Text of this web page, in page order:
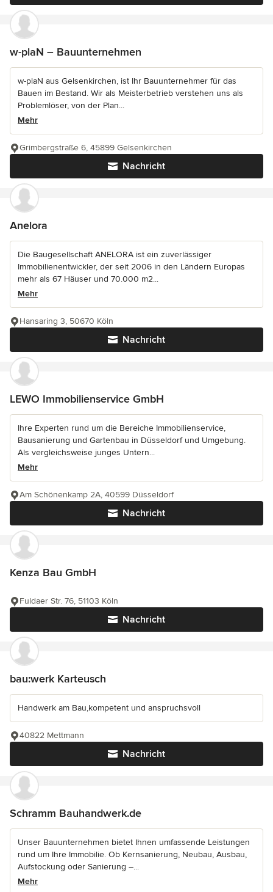
w-plaN – Bauunternehmen
w-plaN aus Gelsenkirchen, ist Ihr Bauunternehmer für das
Bauen im Bestand. Wir als Meisterbetrieb verstehen uns als
Problemlöser, von der Plan...
Mehr
Nachricht
Grimbergstraße 6, 45899 Gelsenkirchen
Anelora
Die Baugesellschaft ANELORA ist ein zuverlässiger
Immobilienentwickler, der seit 2006 in den Ländern Europas
mehr als 67 Häuser und 70.000 m2...
Mehr
Nachricht
Hansaring 3, 50670 Köln
LEWO Immobilienservice GmbH
Ihre Experten rund um die Bereiche Immobilienservice,
Bausanierung und Gartenbau in Düsseldorf und Umgebung.
Als vergleichsweise junges Untern...
Mehr
Nachricht
Am Schönenkamp 2A, 40599 Düsseldorf
Kenza Bau GmbH
Nachricht
Fuldaer Str. 76, 51103 Köln
bau:werk Karteusch
Handwerk am Bau,kompetent und anspruchsvoll
Nachricht
40822 Mettmann
Schramm Bauhandwerk.de
Unser Bauunternehmen bietet Ihnen umfassende Leistungen
rund um Ihre Immobilie. Ob Kernsanierung, Neubau, Ausbau,
Aufstockung oder Sanierung –...
Mehr